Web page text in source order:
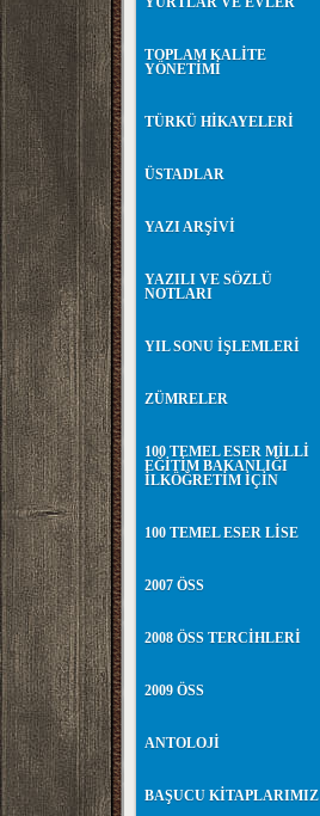
TOPLAM KALİTE
YÖNETİMİ
TÜRKÜ HİKAYELERİ
ÜSTADLAR
YAZI ARŞİVİ
YAZILI VE SÖZLÜ
NOTLARI
YIL SONU İŞLEMLERİ
ZÜMRELER
100 TEMEL ESER MİLLİ
EĞİTİM BAKANLIĞI
İLKÖĞRETİM İÇİN
100 TEMEL ESER LİSE
2007 ÖSS
2008 ÖSS TERCİHLERİ
2009 ÖSS
ANTOLOJİ
BAŞUCU KİTAPLARIMIZ